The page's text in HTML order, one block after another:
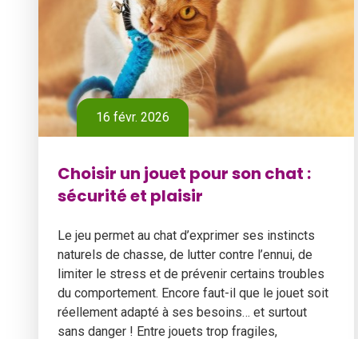
16 févr. 2026
Choisir un jouet pour son chat :
sécurité et plaisir
Le jeu permet au chat d’exprimer ses instincts
naturels de chasse, de lutter contre l’ennui, de
limiter le stress et de prévenir certains troubles
du comportement. Encore faut-il que le jouet soit
réellement adapté à ses besoins… et surtout
sans danger ! Entre jouets trop fragiles,